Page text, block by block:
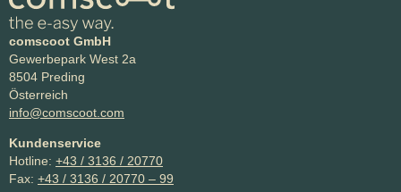
comscoot GmbH
Gewerbepark West 2a
8504 Preding
Österreich
info@comscoot.com
Kundenservice
Hotline: +43 / 3136 / 20770
Fax: +43 / 3136 / 20770 – 99